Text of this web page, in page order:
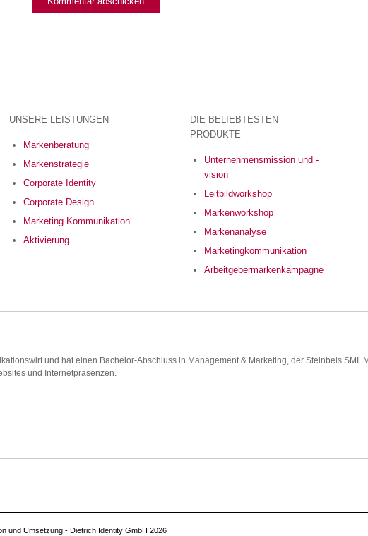
UNSERE LEISTUNGEN
Markenberatung
Markenstrategie
Corporate Identity
Corporate Design
Marketing Kommunikation
Aktivierung
DIE BELIEBTESTEN
PRODUKTE
Unternehmensmission und -
vision
Leitbildworkshop
Markenworkshop
Markenanalyse
Marketingkommunikation
Arbeitgebermarkenkampagne
und hat einen Bachelor-Abschluss in Management & Marketing, der Steinbeis
und Internetpräsenzen.
und Umsetzung - Dietrich Identity GmbH 2026